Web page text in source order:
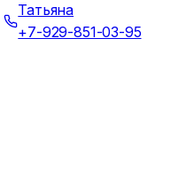
Татьяна
+7-929-851-03-95